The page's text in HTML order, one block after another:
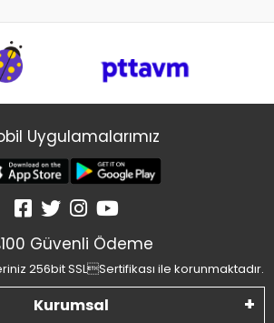
Uygulamalarımız
Güvenli Ödeme
256bit SSLSertifikası ile korunmaktadır.
Kurumsal